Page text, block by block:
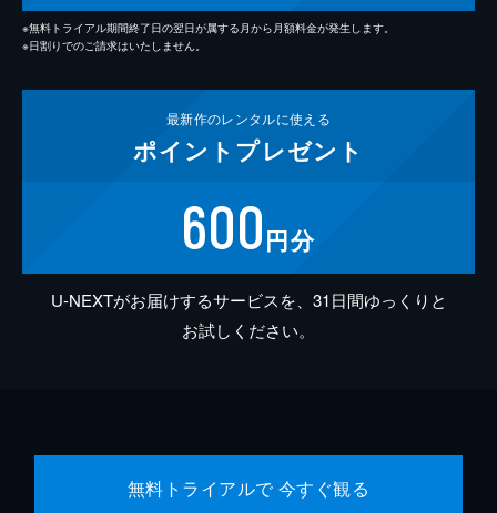
※無料トライアル期間終了日の翌日が属する月から月額料金が発生します。
※日割りでのご請求はいたしません。
最新作のレンタルに使える
ポイント プレゼント
600円分
U-NEXTがお届けするサービスを、31日間ゆっくりと
お試しください。
無料トライアルで 今すぐ観る